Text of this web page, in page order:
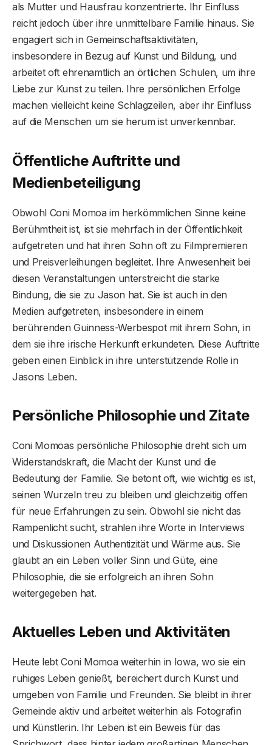
als Mutter und Hausfrau konzentrierte. Ihr Einfluss
reicht jedoch über ihre unmittelbare Familie hinaus. Sie
engagiert sich in Gemeinschaftsaktivitäten,
insbesondere in Bezug auf Kunst und Bildung, und
arbeitet oft ehrenamtlich an örtlichen Schulen, um ihre
Liebe zur Kunst zu teilen. Ihre persönlichen Erfolge
machen vielleicht keine Schlagzeilen, aber ihr Einfluss
auf die Menschen um sie herum ist unverkennbar.
Öffentliche Auftritte und
Medienbeteiligung
Obwohl Coni Momoa im herkömmlichen Sinne keine
Berühmtheit ist, ist sie mehrfach in der Öffentlichkeit
aufgetreten und hat ihren Sohn oft zu Filmpremieren
und Preisverleihungen begleitet. Ihre Anwesenheit bei
diesen Veranstaltungen unterstreicht die starke
Bindung, die sie zu Jason hat. Sie ist auch in den
Medien aufgetreten, insbesondere in einem
berührenden Guinness-Werbespot mit ihrem Sohn, in
dem sie ihre irische Herkunft erkundeten. Diese Auftritte
geben einen Einblick in ihre unterstützende Rolle in
Jasons Leben.
Persönliche Philosophie und Zitate
Coni Momoas persönliche Philosophie dreht sich um
Widerstandskraft, die Macht der Kunst und die
Bedeutung der Familie. Sie betont oft, wie wichtig es ist,
seinen Wurzeln treu zu bleiben und gleichzeitig offen
für neue Erfahrungen zu sein. Obwohl sie nicht das
Rampenlicht sucht, strahlen ihre Worte in Interviews
und Diskussionen Authentizität und Wärme aus. Sie
glaubt an ein Leben voller Sinn und Güte, eine
Philosophie, die sie erfolgreich an ihren Sohn
weitergegeben hat.
Aktuelles Leben und Aktivitäten
Heute lebt Coni Momoa weiterhin in Iowa, wo sie ein
ruhiges Leben genießt, bereichert durch Kunst und
umgeben von Familie und Freunden. Sie bleibt in ihrer
Gemeinde aktiv und arbeitet weiterhin als Fotografin
und Künstlerin. Ihr Leben ist ein Beweis für das